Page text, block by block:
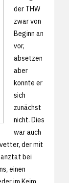
der THW
zwar von
Beginn an
vor,
absetzen
aber
konnte er
sich
zunächst
nicht. Dies
war auch
der mit
bei
einen